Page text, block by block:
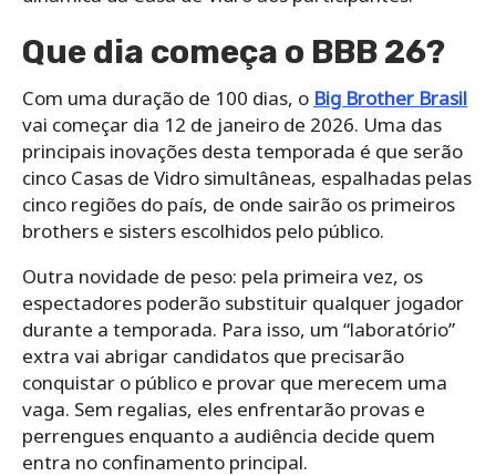
Que dia começa o BBB 26?
Com uma duração de 100 dias, o Big Brother Brasil
vai começar dia 12 de janeiro de 2026. Uma das
principais inovações desta temporada é que serão
cinco Casas de Vidro simultâneas, espalhadas pelas
cinco regiões do país, de onde sairão os primeiros
brothers e sisters escolhidos pelo público.
Outra novidade de peso: pela primeira vez, os
espectadores poderão substituir qualquer jogador
durante a temporada. Para isso, um “laboratório”
extra vai abrigar candidatos que precisarão
conquistar o público e provar que merecem uma
vaga. Sem regalias, eles enfrentarão provas e
perrengues enquanto a audiência decide quem
entra no confinamento principal.